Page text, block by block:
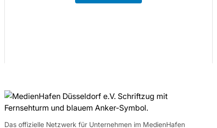
Das offizielle Netzwerk für Unternehmen im MedienHafen